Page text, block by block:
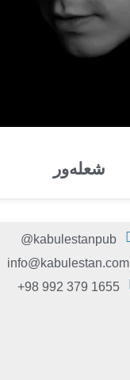
شعله‌ور
kabulestanpub@
info@kabulestan.com
1655 379 992 98+